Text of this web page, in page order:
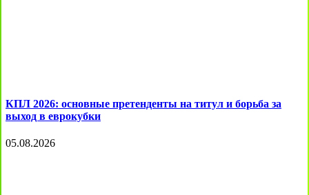
КПЛ 2026: основные претенденты на титул и борьба за
выход в еврокубки
05.08.2026